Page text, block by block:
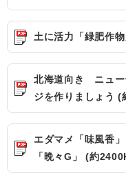
土に活力「緑肥作
北海道向き ニュー
ジを作りましょう (
エダマメ「味風香
「晩々G」 (約